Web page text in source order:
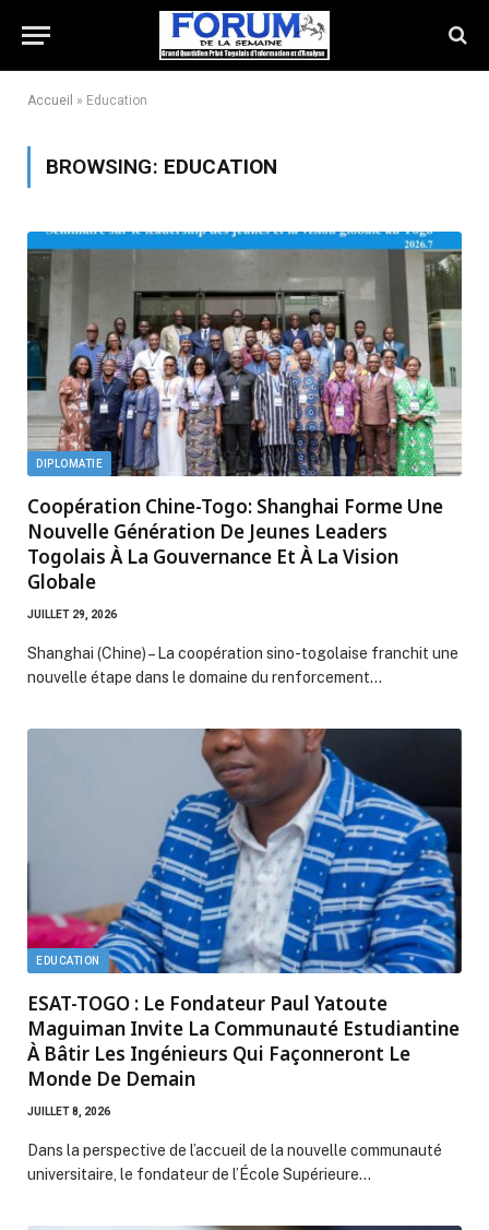
Accueil » Education
BROWSING: EDUCATION
DIPLOMATIE
Coopération Chine-Togo: Shanghai Forme Une
Nouvelle Génération De Jeunes Leaders
Togolais À La Gouvernance Et À La Vision
Globale
JUILLET 29, 2026
Shanghai (Chine) – La coopération sino-togolaise franchit une
nouvelle étape dans le domaine du renforcement…
EDUCATION
ESAT-TOGO : Le Fondateur Paul Yatoute
Maguiman Invite La Communauté Estudiantine
À Bâtir Les Ingénieurs Qui Façonneront Le
Monde De Demain
JUILLET 8, 2026
Dans la perspective de l’accueil de la nouvelle communauté
universitaire, le fondateur de l’École Supérieure…